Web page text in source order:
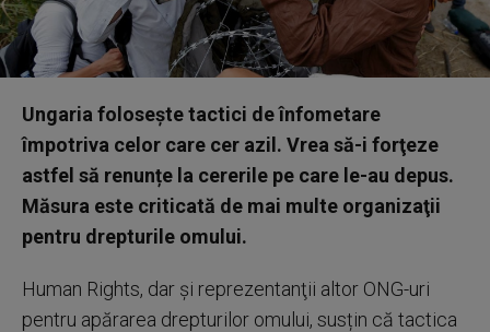
Ungaria folosește tactici de înfometare
împotriva celor care cer azil. Vrea să-i forţeze
astfel să renunțe la cererile pe care le-au depus.
Măsura este criticată de mai multe organizaţii
pentru drepturile omului.
Human Rights, dar şi reprezentanţii altor ONG-uri
pentru apărarea drepturilor omului, susțin că tactica